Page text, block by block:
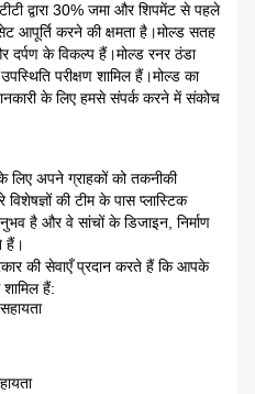
द्वारा 30% जमा और शिपमेंट से पहले
आपूर्ति करने की क्षमता है।मोल्ड सतह
दर्पण के विकल्प हैं।मोल्ड रनर ठंडा
परीक्षण शामिल हैं।मोल्ड का
के लिए हमसे संपर्क करने में संकोच
लिए अपने ग्राहकों को तकनीकी
की टीम के पास प्लास्टिक
है और वे सांचों के डिजाइन, निर्माण
हैं।
की सेवाएँ प्रदान करते हैं कि आपके
हैं: